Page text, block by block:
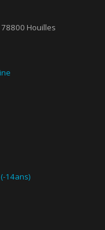
Houilles
(-14ans)